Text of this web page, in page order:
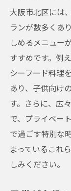
大阪市北区には
ランが数多くあ
しめるメニュー
すすめです。例
シーフード料理
あり、子供向け
す。さらに、広
で、プライベー
で過ごす特別な
まっているこれ
しみください。